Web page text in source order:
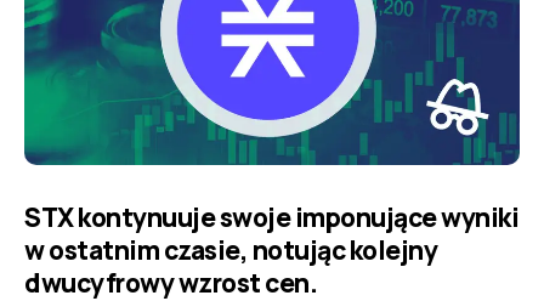
STX kontynuuje swoje imponujące wyniki
w ostatnim czasie, notując kolejny
dwucyfrowy wzrost cen.